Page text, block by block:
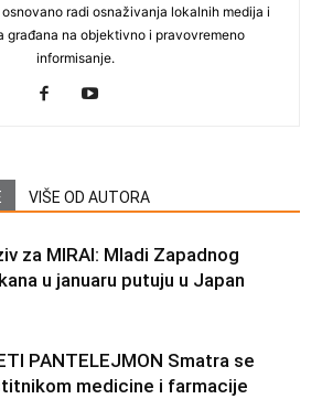
radi osnaživanja lokalnih medija i
građana na objektivno i pravovremeno
informisanje.
VIŠE OD AUTORA
za MIRAI: Mladi Zapadnog
u januaru putuju u Japan
PANTELEJMON Smatra se
medicine i farmacije